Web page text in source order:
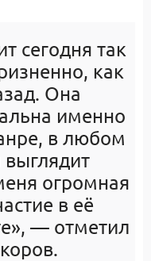
сегодня так
как
Она
именно
в любом
выглядит
огромная
в её
— отметил